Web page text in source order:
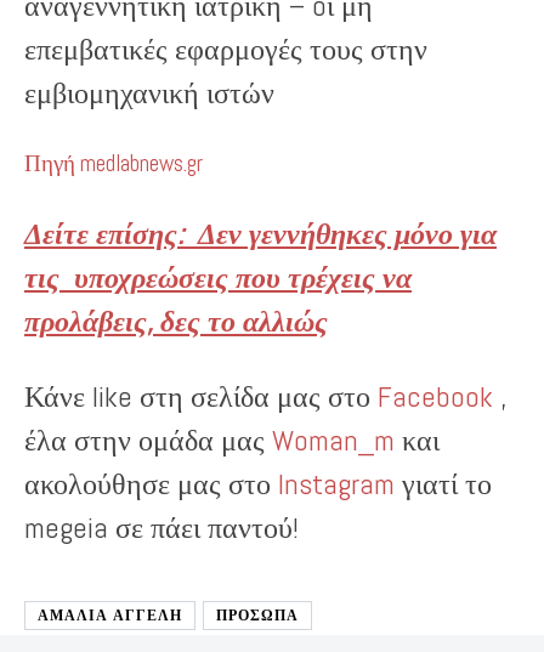
επεμβατικές εφαρμογές τους στην
εμβιομηχανική ιστών
Πηγή medlabnews.gr
Δείτε επίσης: Δεν γεννήθηκες μόνο για
τις υποχρεώσεις που τρέχεις να
προλάβεις, δες το αλλιώς
Κάνε like στη σελίδα μας στο Facebook ,
έλα στην ομάδα μαςWoman_m και
ακολούθησε μας στο Instagram γιατί το
megeia σε πάει παντού!
ΑΜΑΛΊΑ ΑΓΓΕΛΉ ΠΡΟΣΩΠΑ